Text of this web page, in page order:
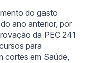
do gasto
ano anterior, por
da PEC 241
para
cortes em Saúde,